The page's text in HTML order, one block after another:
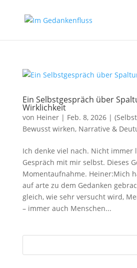
Ein Selbstgespräch über
Wirklichkeit
von Heiner| Feb. 8, 2026|
Bewusst wirken, Narrative &
Ich denke viel nach. Nicht immer
Gespräch mit mir selbst. Dieses
Momentaufnahme. Heiner:Mich
auf arte zu dem Gedanken
gleich, wie sehr versucht wird,
– immer auch Menschen...